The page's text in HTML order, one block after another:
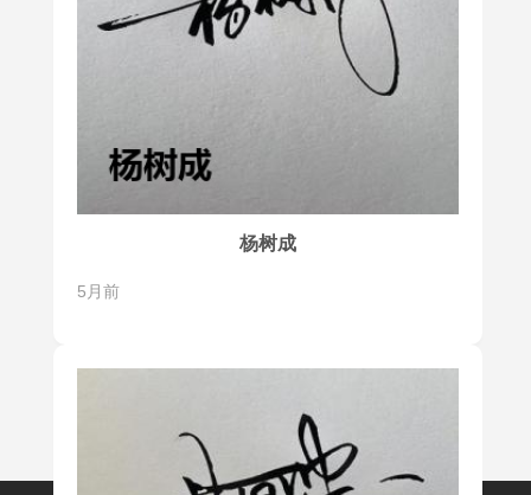
杨树成
5月前